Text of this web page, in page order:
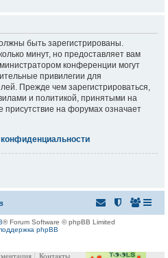
быть зарегистрированы.
минут, но предоставляет вам
конференции могут
привилегии для
Прежде чем зарегистрироваться,
и политикой, принятыми на
на форумах означает
® Forum Software © phpBB Limited
phpBB
Контакты